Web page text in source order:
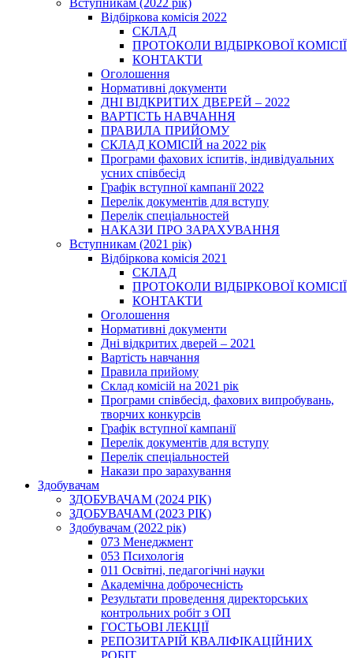
Вступникам (2022 рік)
Відбіркова комісія 2022
СКЛАД
ПРОТОКОЛИ ВІДБІРКОВОЇ КОМІСІЇ
КОНТАКТИ
Оголошення
Нормативні документи
ДНІ ВІДКРИТИХ ДВЕРЕЙ – 2022
ВАРТІСТЬ НАВЧАННЯ
ПРАВИЛА ПРИЙОМУ
СКЛАД КОМІСІЙ на 2022 рік
Програми фахових іспитів, індивідуальних
усних співбесід
Графік вступної кампанії 2022
Перелік документів для вступу
Перелік спеціальностей
НАКАЗИ ПРО ЗАРАХУВАННЯ
Вступникам (2021 рік)
Відбіркова комісія 2021
СКЛАД
ПРОТОКОЛИ ВІДБІРКОВОЇ КОМІСІЇ
КОНТАКТИ
Оголошення
Нормативні документи
Дні відкритих дверей – 2021
Вартість навчання
Правила прийому
Склад комісій на 2021 рік
Програми співбесід, фахових випробувань,
творчих конкурсів
Графік вступної кампанії
Перелік документів для вступу
Перелік спеціальностей
Накази про зарахування
Здобувачам
ЗДОБУВАЧАМ (2024 РІК)
ЗДОБУВАЧАМ (2023 РІК)
Здобувачам (2022 рік)
073 Менеджмент
053 Психологія
011 Освітні, педагогічні науки
Академічна доброчесність
Результати проведення директорських
контрольних робіт з ОП
ГОСТЬОВІ ЛЕКЦІЇ
РЕПОЗИТАРІЙ КВАЛІФІКАЦІЙНИХ
РОБІТ